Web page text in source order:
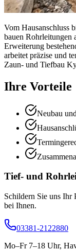
Vom Hausanschluss
bauen Rohrleitungen
Erweiterung
arbeitet präzise und
Zaun- und Tiefbau
Ihre Vorteile
Neubau
Tief- und
Schildern Sie uns Ihr
bei Ihnen.
03381-2122880
Mo–Fr 7–18 Uhr,